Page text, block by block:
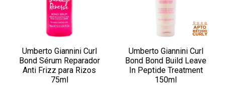
Umberto Giannini Curl
Bond Sérum Reparador
Anti Frizz para Rizos
75ml
Umberto Giannini Curl
Bond Bond Build Leave
In Peptide Treatment
150ml